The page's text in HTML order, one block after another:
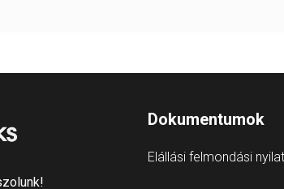
Dokumentumok
Elállási felmondási